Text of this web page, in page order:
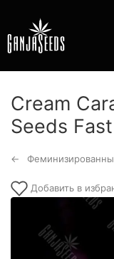
Cream
Seeds
Добавить в